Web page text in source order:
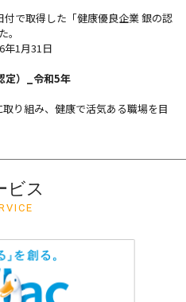
で取得した「健康優良企業 銀の認
1月31日
定）_令和5年
り組み、健康で活気ある職場を目
ビス